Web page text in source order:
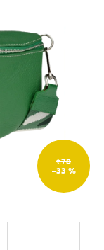
€78
–33 %